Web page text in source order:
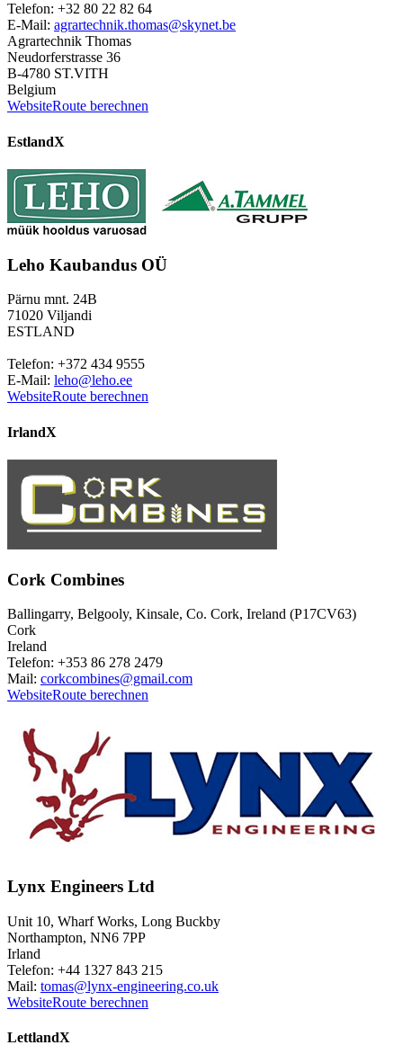
Telefon: +32 80 22 82 64
E-Mail: agrartechnik.thomas@skynet.be
Agrartechnik Thomas
Neudorferstrasse 36
B-4780 ST.VITH
Belgium
WebsiteRoute berechnen
EstlandX
Leho Kaubandus OÜ
Pärnu mnt. 24B
71020 Viljandi
ESTLAND
Telefon: +372 434 9555
E-Mail: leho@leho.ee
WebsiteRoute berechnen
IrlandX
Cork Combines
Ballingarry, Belgooly, Kinsale, Co. Cork, Ireland (P17CV63)
Cork
Ireland
Telefon: +353 86 278 2479
Mail: corkcombines@gmail.com
WebsiteRoute berechnen
Lynx Engineers Ltd
Unit 10, Wharf Works, Long Buckby
Northampton, NN6 7PP
Irland
Telefon: +44 1327 843 215
Mail: tomas@lynx-engineering.co.uk
WebsiteRoute berechnen
LettlandX